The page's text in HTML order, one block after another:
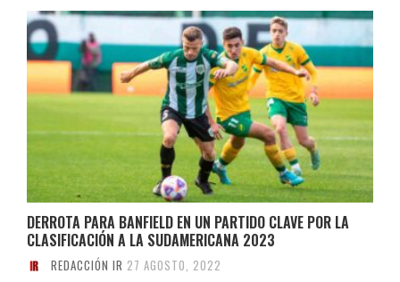
DERROTA PARA BANFIELD EN UN PARTIDO CLAVE POR LA
CLASIFICACIÓN A LA SUDAMERICANA 2023
REDACCIÓN IR 27 AGOSTO, 2022